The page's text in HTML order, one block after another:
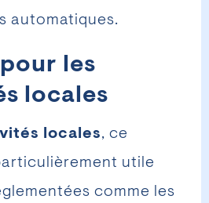
automatiques.
les
locales
locales, ce
utile
comme les